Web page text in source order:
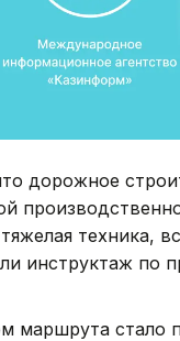
дорожное
техника,
инструктаж по
маршрута стало